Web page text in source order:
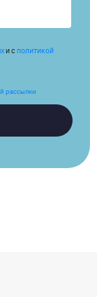
и с политикой
рассылки